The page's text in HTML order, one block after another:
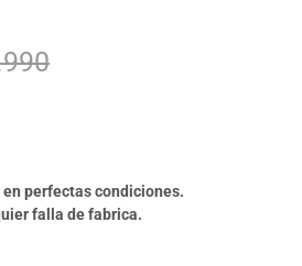
perfectas condiciones.
falla de fabrica.